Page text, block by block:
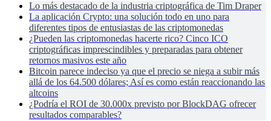
Lo más destacado de la industria criptográfica de Tim Draper
La aplicación Crypto: una solución todo en uno para
diferentes tipos de entusiastas de las criptomonedas
¿Pueden las criptomonedas hacerte rico? Cinco ICO
criptográficas imprescindibles y preparadas para obtener
retornos masivos este año
Bitcoin parece indeciso ya que el precio se niega a subir más
allá de los 64.500 dólares; Así es como están reaccionando las
altcoins
¿Podría el ROI de 30.000x previsto por BlockDAG ofrecer
resultados comparables?